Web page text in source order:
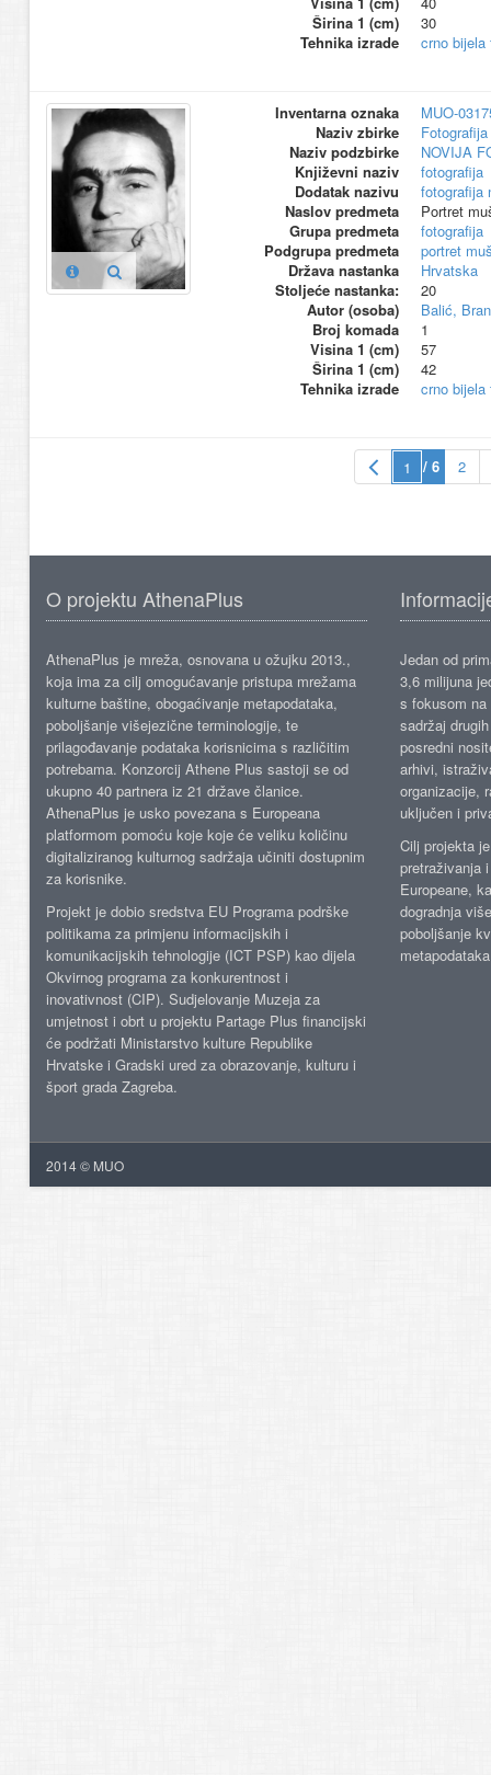
Širina 1 (cm)
30
Tehnika izrade
crno bijela
Inventarna oznaka
MUO-
Naziv zbirke
Naziv podzbirke
NOVIJA
Književni naziv
fotografija
Dodatak nazivu
fotografija
Naslov predmeta
Portret
Grupa predmeta
fotografija
Podgrupa predmeta
portret
Država nastanka
Hrvatska
Stoljeće nastanka:
20
Autor (osoba)
Balić,
Broj komada
1
Visina 1 (cm)
57
Širina 1 (cm)
42
Tehnika izrade
crno bijela
/ 6 2
O projektu AthenaPlus
AthenaPlus je mreža, osnovana u ožujku 2013.,
koja ima za cilj omogućavanje pristupa mrežama
kulturne baštine, obogaćivanje metapodataka,
poboljšanje višejezične terminologije, te
prilagođavanje podataka korisnicima s različitim
potrebama. Konzorcij Athene Plus sastoji se od
ukupno 40 partnera iz 21 države članice.
AthenaPlus je usko povezana s Europeana
platformom pomoću koje koje će veliku količinu
digitaliziranog kulturnog sadržaja učiniti dostupnim
za korisnike.
Projekt je dobio sredstva EU Programa podrške
politikama za primjenu informacijskih i
komunikacijskih tehnologije (ICT PSP) kao dijela
Okvirnog programa za konkurentnost i
inovativnost (CIP). Sudjelovanje Muzeja za
umjetnost i obrt u projektu Partage Plus financijski
će podržati Ministarstvo kulture Republike
Hrvatske i Gradski ured za obrazovanje, kulturu i
šport grada Zagreba.
Jedan od
3,6 milijuna
s fokusom
sadržaj
posredni
arhivi,
organizacije,
uključen i
Cilj projekta
pretraživanja
Europeane,
dogradnja
poboljšanje
2014 © MUO